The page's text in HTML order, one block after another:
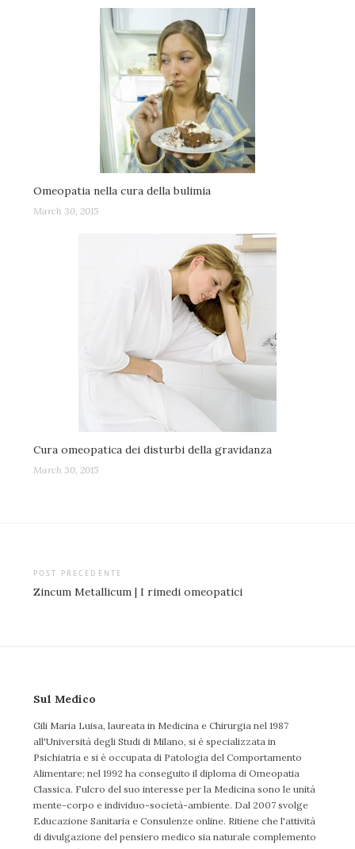
Omeopatia nella cura della bulimia
March 30, 2015
Cura omeopatica dei disturbi della gravidanza
March 30, 2015
Post
navigation
POST PRECEDENTE
Zincum Metallicum | I rimedi omeopatici
Sul Medico
Gili Maria Luisa, laureata in Medicina e Chirurgia nel 1987
all'Università degli Studi di Milano, si è specializzata in
Psichiatria e si è occupata di Patologia del Comportamento
Alimentare; nel 1992 ha conseguito il diploma di Omeopatia
Classica. Fulcro del suo interesse per la Medicina sono le unità
mente-corpo e individuo-società-ambiente. Dal 2007 svolge
Educazione Sanitaria e Consulenze online. Ritiene che l'attività
di divulgazione del pensiero medico sia naturale complemento